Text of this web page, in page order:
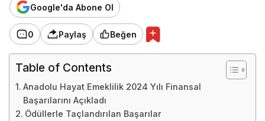
Google'da Abone Ol
0 Paylaş Beğen
Table of Contents
Anadolu Hayat Emeklilik 2024 Yılı Finansal
Başarılarını Açıkladı
Ödüllerle Taçlandırılan Başarılar